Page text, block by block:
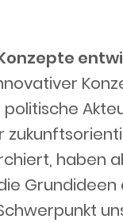
haben